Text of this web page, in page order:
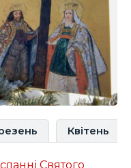
Квітень
Святого